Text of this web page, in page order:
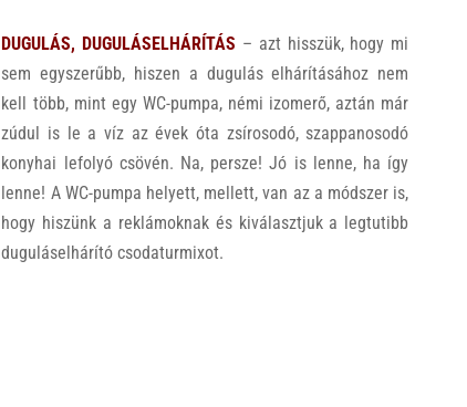
DUGULÁS, DUGULÁSELHÁRÍTÁS – azt hisszük, hogy mi
sem egyszerűbb, hiszen a dugulás elhárításához nem
kell több, mint egy WC-pumpa, némi izomerő, aztán már
zúdul is le a víz az évek óta zsírosodó, szappanosodó
konyhai lefolyó csövén. Na, persze! Jó is lenne, ha így
lenne! A WC-pumpa helyett, mellett, van az a módszer is,
hogy hiszünk a reklámoknak és kiválasztjuk a legtutibb
duguláselhárító csodaturmixot.